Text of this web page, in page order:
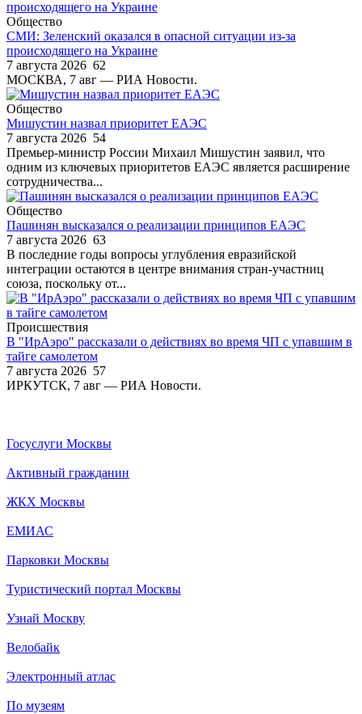
Общество
СМИ: Зеленский оказался в опасной ситуации из-за
происходящего на Украине
7 августа 2026 62
МОСКВА, 7 авг — РИА Новости.
Общество
Мишустин назвал приоритет ЕАЭС
7 августа 2026 54
Премьер-министр России Михаил Мишустин заявил, что
одним из ключевых приоритетов ЕАЭС является расширение
сотрудничества...
Общество
Пашинян высказался о реализации принципов ЕАЭС
7 августа 2026 63
В последние годы вопросы углубления евразийской
интеграции остаются в центре внимания стран-участниц
союза, поскольку от...
Происшествия
В "ИрАэро" рассказали о действиях во время ЧП с упавшим в
тайге самолетом
7 августа 2026 57
ИРКУТСК, 7 авг — РИА Новости.
Госуслуги Москвы
Активный гражданин
ЖКХ Москвы
ЕМИАС
Парковки Москвы
Туристический портал Москвы
Узнай Москву
Велобайк
Электронный атлас
По музеям